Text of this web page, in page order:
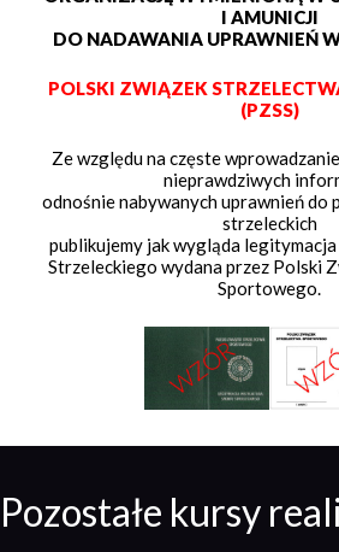
I AMUNICJI
DO NADAWANIA UPRAWNIEŃ
POLSKI ZWIĄZEK
(PZSS)
Ze względu na częste
nieprawdziwych
odnośnie nabywanych uprawnień do
strzeleckich
publikujemy jak wygląda
Strzeleckiego wydana przez Polski
Sportowego.
Pozostałe kursy